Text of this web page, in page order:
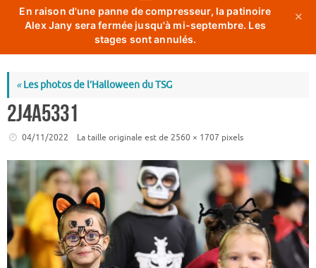
En raison d'une panne de compresseur, la patinoire
Alex Jany sera fermée jusqu'à mi-septembre. Les
stages sont annulés.
✕
«Les photos de l’Halloween du TSG
2J4A5331
04/11/2022 La taille originale est de 2560 × 1707 pixels